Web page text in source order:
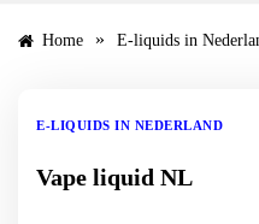
Home » E-liquids in
E-LIQUIDS IN NEDERLAND
Vape liquid NL